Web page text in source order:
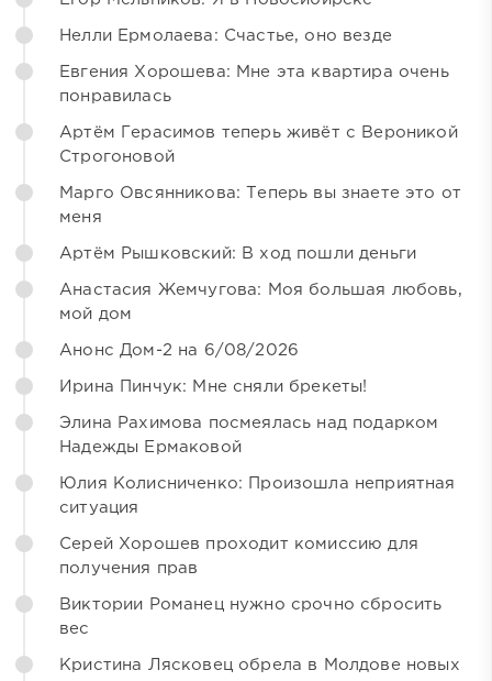
Нелли Ермолаева: Счастье, оно везде
Евгения Хорошева: Мне эта квартира очень
понравилась
Артём Герасимов теперь живёт с Вероникой
Строгоновой
Марго Овсянникова: Теперь вы знаете это от
меня
Артём Рышковский: В ход пошли деньги
Анастасия Жемчугова: Моя большая любовь,
мой дом
Анонс Дом-2 на 6/08/2026
Ирина Пинчук: Мне сняли брекеты!
Элина Рахимова посмеялась над подарком
Надежды Ермаковой
Юлия Колисниченко: Произошла неприятная
ситуация
Серей Хорошев проходит комиссию для
получения прав
Виктории Романец нужно срочно сбросить
вес
Кристина Лясковец обрела в Молдове новых